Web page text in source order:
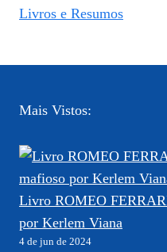
Livros e Resumos
Mais Vistos:
Livro ROMEO
por Kerlem Viana
4 de jun de 2024